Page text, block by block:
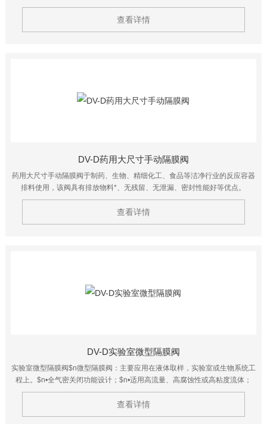
查看详情
DV-D药用大尺寸手动隔膜阀
药用大尺寸手动隔膜阀于制药、生物、精细化工、食品等洁净行业的反应容器
排料使用，该阀具有排放物料*、无残留、无泄漏、密封性能好等优点。
查看详情
DV-D实验室微型隔膜阀
实验室微型隔膜阀$n微型隔膜阀：主要应用在液体取样，实验室或生物系统工
程上。$n•全气密关闭功能设计；$n•适用高流量、高腐蚀性或高粘度流体；
$n•产品接触面光滑、*；$n•易拆卸、易维护，易清洁，CIP；$n•*的膜片式结
构气动头，有效延长膜片使用寿命。
查看详情